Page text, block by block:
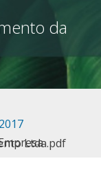
da
2017
Ltda.pdf